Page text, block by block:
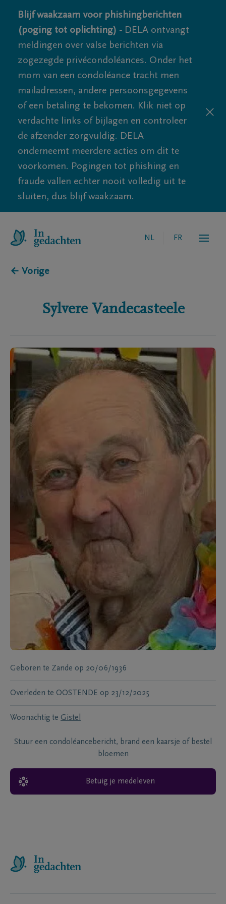
Blijf waakzaam voor phishingberichten
(poging tot oplichting) - DELA ontvangt
meldingen over valse berichten via
zogezegde privécondoléances. Onder het
mom van een condoléance tracht men
mailadressen, andere persoonsgegevens
of een betaling te bekomen. Klik niet op
verdachte links of bijlagen en controleer
de afzender zorgvuldig. DELA
onderneemt meerdere acties om dit te
voorkomen. Pogingen tot phishing en
fraude vallen echter nooit volledig uit te
sluiten, dus blijf waakzaam.
NL FR
← Vorige
Sylvere Vandecasteele
Geboren te Zande op 20/06/1936
Overleden te OOSTENDE op 23/12/2025
Woonachtig te Gistel
Stuur een condoléancebericht, brand een kaarsje of bestel
bloemen
Betuig je medeleven